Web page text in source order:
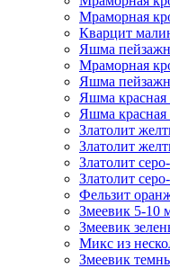
Мраморная
Кварцит
Яшма
Мраморная
Яшма
Яшма
Яшма
Златолит
Златолит
Златолит
Златолит
Фельзит
Змеевик 5-10
Змеевик
Микс из
Змеевик